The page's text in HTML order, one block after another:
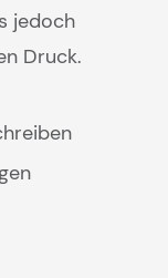
jedoch
Druck.